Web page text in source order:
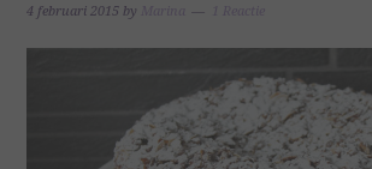
4 februari 2015 by Marina 1 Reactie